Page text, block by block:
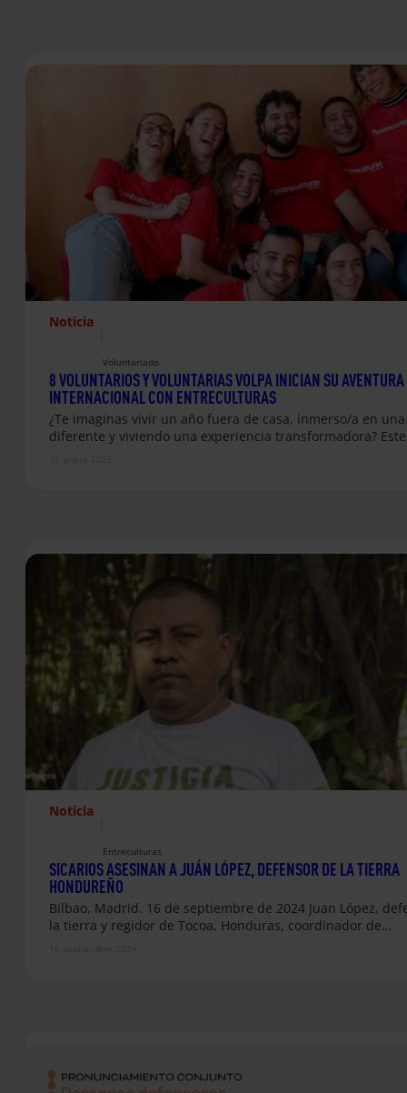
Noticia
Voluntariado
8 VOLUNTARIOS Y VOLUNTARIAS VOLPA INICIAN SU AVENTURA
INTERNACIONAL CON ENTRECULTURAS
¿Te imaginas vivir un año fuera de casa, inmerso/a en
diferente y viviendo una experiencia transformadora?
Noticia
Entreculturas
SICARIOS ASESINAN A JUÁN LÓPEZ, DEFENSOR DE LA TIERRA
HONDUREÑO
Bilbao, Madrid. 16 de septiembre de 2024 Juan López,
la tierra y regidor de Tocoa, Honduras, coordinador de…